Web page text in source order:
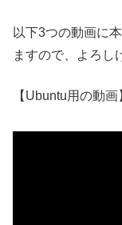
以下3つの動画に
ますので、よろし
【Ubuntu用の動画